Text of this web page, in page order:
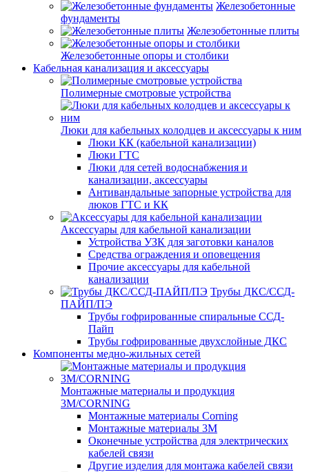
Железобетонные
фундаменты
Железобетонные плиты
Железобетонные опоры и столбики
Кабельная канализация и аксессуары
Полимерные смотровые устройства
Люки для кабельных колодцев и аксессуары к ним
Люки КК (кабельной канализации)
Люки ГТС
Люки для сетей водоснабжения и
канализации, аксессуары
Антивандальные запорные устройства для
люков ГТС и КК
Аксессуары для кабельной канализации
Устройства УЗК для заготовки каналов
Средства ограждения и оповещения
Прочие аксессуары для кабельной
канализации
Трубы ДКС/ССД-
ПАЙП/ПЭ
Трубы гофрированные спиральные ССД-
Пайп
Трубы гофрированные двухслойные ДКС
Компоненты медно-жильных сетей
Монтажные материалы и продукция
3M/CORNING
Монтажные материалы Corning
Монтажные материалы 3M
Оконечные устройства для электрических
кабелей связи
Другие изделия для монтажа кабелей связи